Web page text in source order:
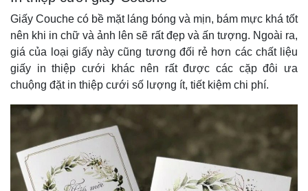
Giấy Couche có bề mặt láng bóng và mịn, bám mực khá tốt
nên khi in chữ và ảnh lên sẽ rất đẹp và ấn tượng. Ngoài ra,
giá của loại giấy này cũng tương đối rẻ hơn các chất liệu
giấy in thiệp cưới khác nên rất được các cặp đôi ưa
chuộng đặt in thiệp cưới số lượng ít, tiết kiệm chi phí.